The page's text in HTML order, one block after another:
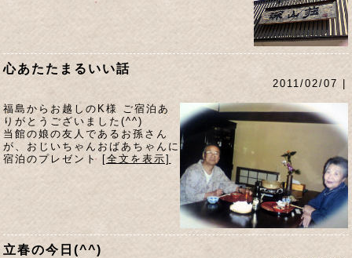
心あたたまるいい話
2011/02/07 |
福島からお越しのK様 ご宿泊あ
りがとうございました(^^)
当館の娘の友人であるお孫さん
が、おじいちゃんおばあちゃんに
宿泊のプレゼント [全文を表示]
立春の今日(^^)